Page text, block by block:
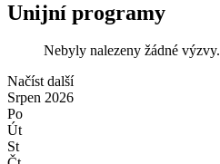
Unijní programy
Nebyly nalezeny žádné výzvy.
Načíst další
Srpen 2026
Po
Út
St